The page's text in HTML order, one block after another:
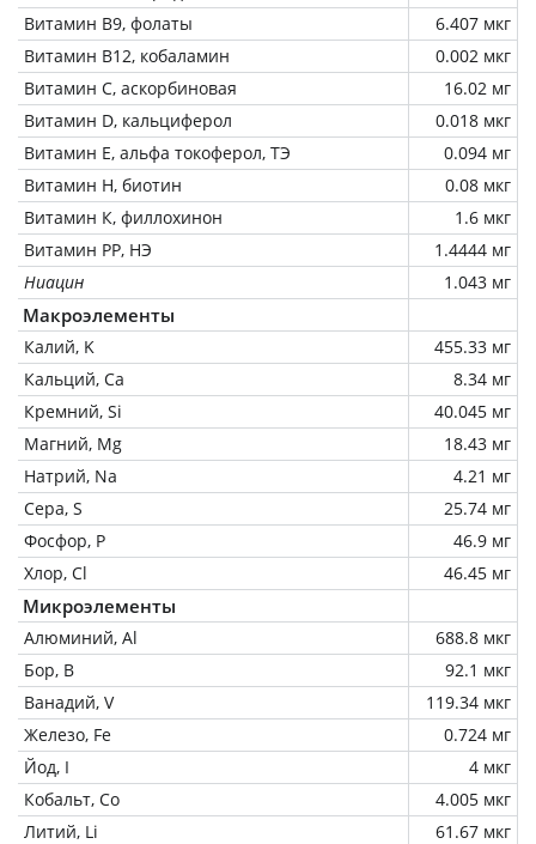
Витамин В9, фолаты
6.407 мкг
Витамин В12, кобаламин
0.002 мкг
Витамин C, аскорбиновая
16.02 мг
Витамин D, кальциферол
0.018 мкг
Витамин Е, альфа токоферол, ТЭ
0.094 мг
Витамин Н, биотин
0.08 мкг
Витамин К, филлохинон
1.6 мкг
Витамин РР, НЭ
1.4444 мг
Ниацин
1.043 мг
Макроэлементы
Калий, K
455.33 мг
Кальций, Ca
8.34 мг
Кремний, Si
40.045 мг
Магний, Mg
18.43 мг
Натрий, Na
4.21 мг
Сера, S
25.74 мг
Фосфор, P
46.9 мг
Хлор, Cl
46.45 мг
Микроэлементы
Алюминий, Al
688.8 мкг
Бор, B
92.1 мкг
Ванадий, V
119.34 мкг
Железо, Fe
0.724 мг
Йод, I
4 мкг
Кобальт, Co
4.005 мкг
Литий, Li
61.67 мкг